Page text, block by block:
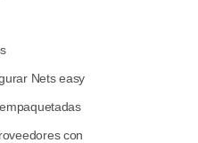
Nets easy
con